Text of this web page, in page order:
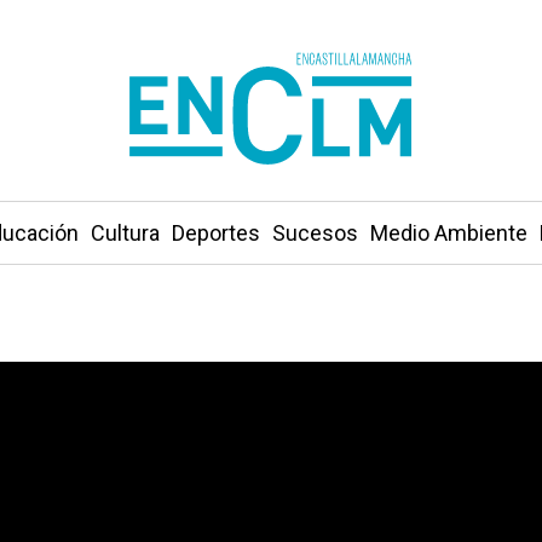
Cultura Deportes Sucesos Medio Ambiente